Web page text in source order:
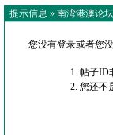
提示信息 » 南湾港澳论坛
您没有登录或者您
帖子ID
您还不